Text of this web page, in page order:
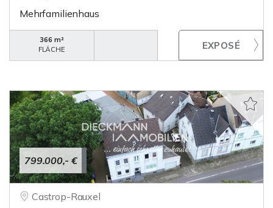
Mehrfamilienhaus
366 m²
FLÄCHE
799.000,- €
Castrop-Rauxel